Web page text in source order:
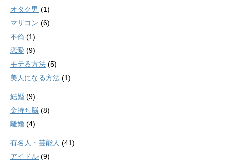
オタク男 (1)
マザコン (6)
不倫 (1)
恋愛 (9)
モテる方法 (5)
美人になる方法 (1)
結婚 (9)
金持ち脳 (8)
離婚 (4)
有名人・芸能人 (41)
アイドル (9)